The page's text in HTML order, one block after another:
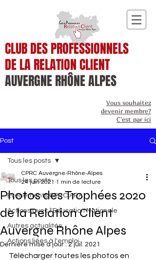
CLUB DES PROFESSIONNELS
DE LA RELATION CLIENT
AUVERGNE RHÔNE ALPES
Vous souhaitez
devenir membre?
C'est par ici
Post
Tous les posts
Événements CPRC ARA
Actions avec l'Education Nationale
Autres actualités
Actions liées à l'emploi
Tous les posts
Photos des Trophées 2020
de la Relation Client
Auvergne Rhône Alpes
CPRC Auvergne-Rhône-Alpes
24 juin 2021 1 min de lecture
Dernière mise à jour :2 juil. 2021
Télécharger toutes les photos en